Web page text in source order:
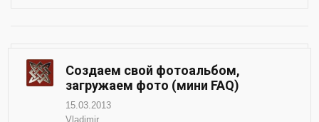
Создаем свой фотоальбом,
загружаем фото (мини FAQ)
15.03.2013
Vladimir